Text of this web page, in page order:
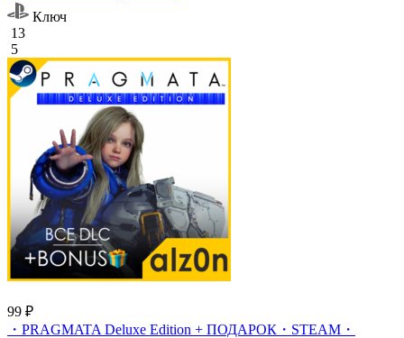
Ключ
13
5
99 ₽
・PRAGMATA Deluxe Edition + ПОДАРОК・STEAM・